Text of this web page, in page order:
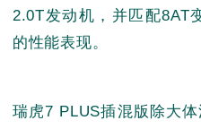
2.0T发动机，并匹配8AT
的性能表现。
瑞虎7 PLUS插混版除大